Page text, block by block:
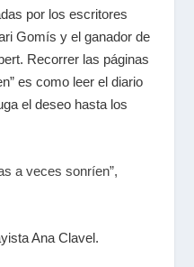
por los escritores
Gomís y el ganador de
Recorrer las páginas
es como leer el diario
el deseo hasta los
a veces sonríen”,
Ana Clavel.